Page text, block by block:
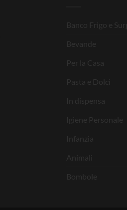
Banco Frigo e
Bevande
Per la Casa
Pasta e Dolci
In dispensa
Igiene Personale
Infanzia
Animali
Bombole